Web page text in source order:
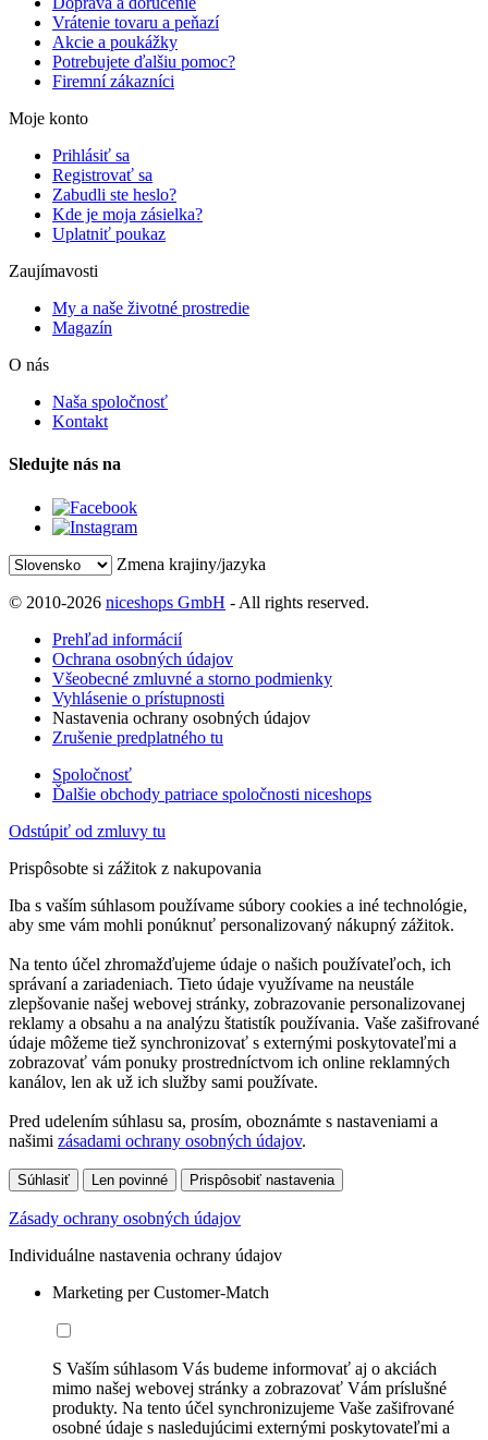
Vrátenie tovaru a peňazí
Akcie a poukážky
Potrebujete ďalšiu pomoc?
Firemní zákazníci
Moje konto
Prihlásiť sa
Registrovať sa
Zabudli ste heslo?
Kde je moja zásielka?
Uplatniť poukaz
Zaujímavosti
My a naše životné prostredie
Magazín
O nás
Naša spoločnosť
Kontakt
Sledujte nás na
Zmena krajiny/jazyka
© 2010-2026 niceshops GmbH - All rights reserved.
Prehľad informácií
Ochrana osobných údajov
Všeobecné zmluvné a storno podmienky
Vyhlásenie o prístupnosti
Nastavenia ochrany osobných údajov
Zrušenie predplatného tu
Spoločnosť
Ďalšie obchody patriace spoločnosti niceshops
Odstúpiť od zmluvy tu
Prispôsobte si zážitok z nakupovania
Iba s vaším súhlasom používame súbory cookies a iné technológie,
aby sme vám mohli ponúknuť personalizovaný nákupný zážitok.
Na tento účel zhromažďujeme údaje o našich používateľoch, ich
správaní a zariadeniach. Tieto údaje využívame na neustále
zlepšovanie našej webovej stránky, zobrazovanie personalizovanej
reklamy a obsahu a na analýzu štatistík používania. Vaše zašifrované
údaje môžeme tiež synchronizovať s externými poskytovateľmi a
zobrazovať vám ponuky prostredníctvom ich online reklamných
kanálov, len ak už ich služby sami používate.
Pred udelením súhlasu sa, prosím, oboznámte s nastaveniami a
našimi zásadami ochrany osobných údajov.
Súhlasiť Len povinné Prispôsobiť nastavenia
Zásady ochrany osobných údajov
Individuálne nastavenia ochrany údajov
Marketing per Customer-Match
S Vaším súhlasom Vás budeme informovať aj o akciách
mimo našej webovej stránky a zobrazovať Vám príslušné
produkty. Na tento účel synchronizujeme Vaše zašifrované
osobné údaje s nasledujúcimi externými poskytovateľmi a